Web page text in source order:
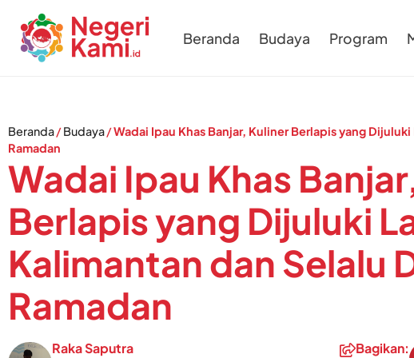
Beranda Budaya Program
Beranda/Budaya/Wadai Ipau Khas Banjar, Kuliner Berlapis yang
Ramadan
Wadai Ipau Khas
Berlapis yang Dijuluki
Kalimantan dan Selalu
Ramadan
Raka Saputra Bagikan: